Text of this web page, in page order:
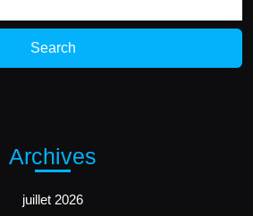
Archives
juillet 2026